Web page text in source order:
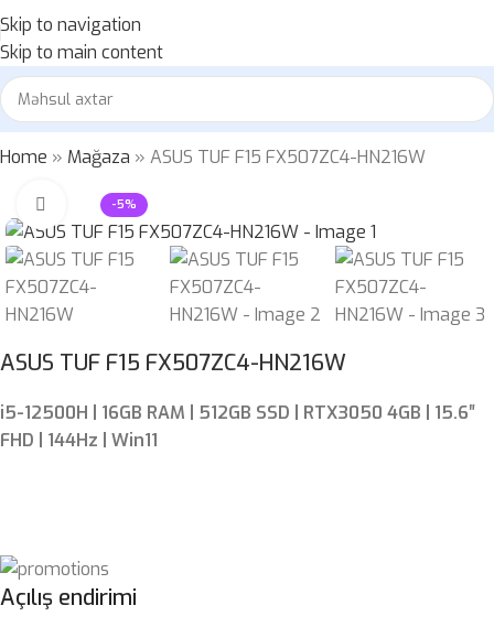
Skip to navigation
Skip to main content
Home » Mağaza » ASUS TUF F15 FX507ZC4-HN216W
-5%
Böyütmək üçün klikləyin
ASUS TUF F15 FX507ZC4-HN216W
i5-12500H | 16GB RAM | 512GB SSD | RTX3050 4GB | 15.6″
FHD | 144Hz | Win11
Açılış endirimi